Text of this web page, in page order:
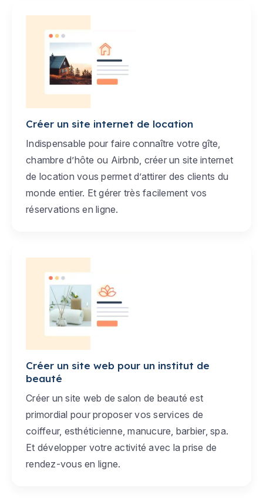
Créer un site internet de location
Indispensable pour faire connaître votre gîte,
chambre d’hôte ou Airbnb, créer un site internet
de location vous permet d’attirer des clients du
monde entier. Et gérer très facilement vos
réservations en ligne.
Créer un site web pour un institut de
beauté
Créer un site web de salon de beauté est
primordial pour proposer vos services de
coiffeur, esthéticienne, manucure, barbier, spa.
Et développer votre activité avec la prise de
rendez-vous en ligne.